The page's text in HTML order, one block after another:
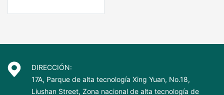
DIRECCIÓN:
17A, Parque de alta tecnología Xing Yuan, No.18,
Liushan Street, Zona nacional de alta tecnología de